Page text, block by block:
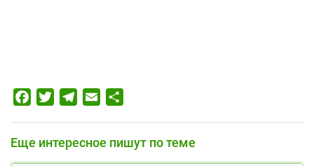
FacebookTwitterTelegram
Email
Еще интересное пишут по теме